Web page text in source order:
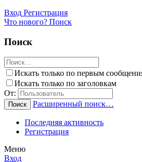
Вход Регистрация
Что нового? Поиск
Поиск
Искать только по первым
Искать только по заголовкам
От:
Поиск Расширенный поиск…
Последняя активность
Регистрация
Меню
Вход